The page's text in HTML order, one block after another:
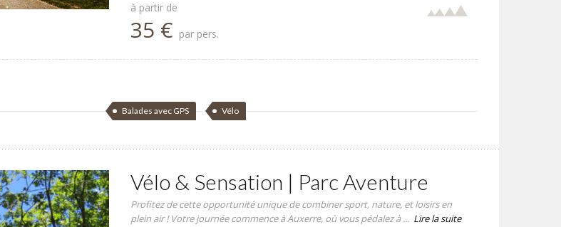
à partir de
35 € par pers.
Balades avec GPS Vélo
Vélo & Sensation | Parc Aventure
Profitez de cette opportunité unique de combiner sport, nature, et loisirs en
plein air ! Votre journée commence à Auxerre, où vous pédalez à ... Lire la suite